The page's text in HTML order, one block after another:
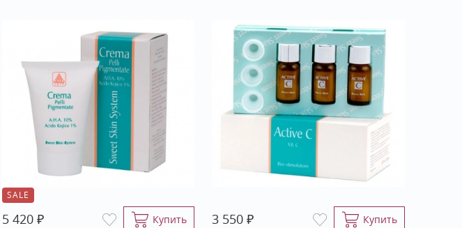
SALE
5 420 ₽
Купить
3 550₽
Купить